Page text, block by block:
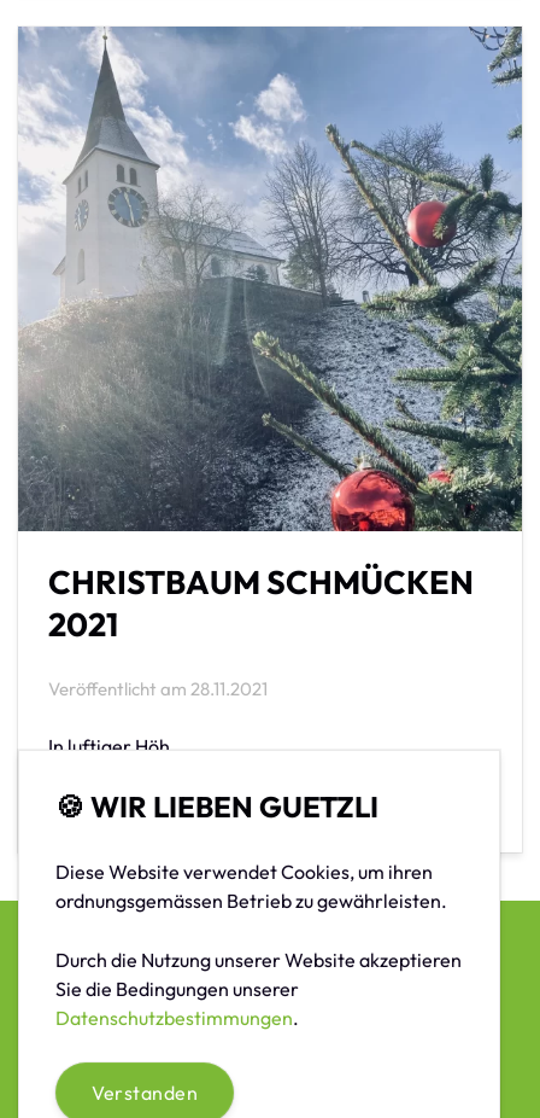
CHRISTBAUM SCHMÜCKEN
2021
Veröffentlicht am 28.11.2021
In luftiger Höh
Weiterlesen...
© 2026 /Verkehrsverein Wila
Kontakt
🍪 WIR LIEBEN GUETZLI
Diese Website verwendet Cookies, um ihren
ordnungsgemässen Betrieb zu gewährleisten.
Durch die Nutzung unserer Website akzeptieren
Sie die Bedingungen unserer
Datenschutzbestimmungen.
Verstanden